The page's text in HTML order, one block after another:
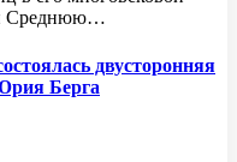
и Среднюю…
двусторонняя
Берга